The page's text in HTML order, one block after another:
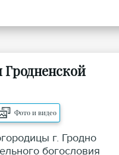
Гродненской
Фото и видео
г. Гродно
богословия